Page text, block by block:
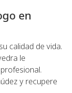
en
calidad de vida.
le
y recupere